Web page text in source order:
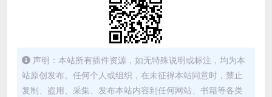
声明：本站所有插件资源，如无特殊说明或标注，均为本
站原创发布。任何个人或组织，在未征得本站同意时，禁止
复制、盗用、采集、发布本站内容到任何网站、书籍等各类